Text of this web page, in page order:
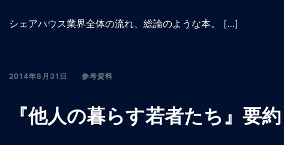
シェアハウス業界全体の流れ、総論のような本。 […]
2014年8月31日 参考資料
『他人の暮らす若者たち』要約